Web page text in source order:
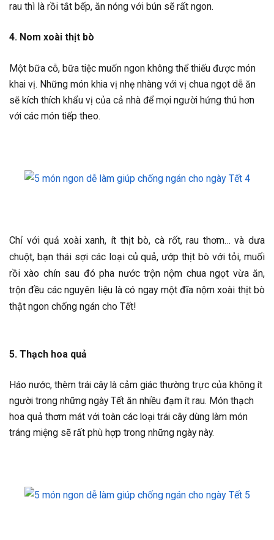
rau thì là rồi tắt bếp, ăn nóng với bún sẽ rất ngon.
4. Nom xoài thịt bò
Một bữa cỗ, bữa tiệc muốn ngon không thể thiếu được món
khai vị. Những món khia vị nhẹ nhàng với vị chua ngọt dễ ăn
sẽ kích thích khẩu vị của cả nhà để mọi người hứng thú hơn
với các món tiếp theo.
Chỉ với quả xoài xanh, ít thịt bò, cà rốt, rau thơm… và dưa
chuột, bạn thái sợi các loại củ quả, ướp thịt bò với tỏi, muối
rồi xào chín sau đó pha nước trộn nộm chua ngọt vừa ăn,
trộn đều các nguyên liệu là có ngay một đĩa nộm xoài thịt bò
thật ngon chống ngán cho Tết!
5. Thạch hoa quả
Háo nước, thèm trái cây là cảm giác thường trực của không ít
người trong những ngày Tết ăn nhiều đạm ít rau. Món thạch
hoa quả thơm mát với toàn các loại trái cây dùng làm món
tráng miệng sẽ rất phù hợp trong những ngày này.